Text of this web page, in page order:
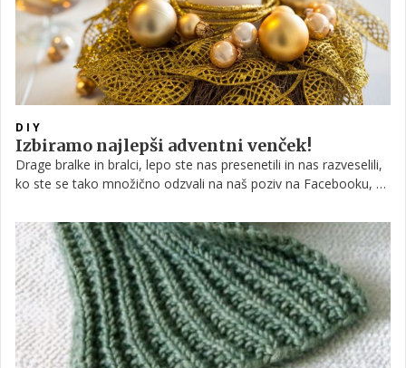
DIY
Izbiramo najlepši adventni venček!
Drage bralke in bralci, lepo ste nas presenetili in nas razveselili,
ko ste se tako množično odzvali na naš poziv na Facebooku, da
mi si želimo razveseliti vas, zato organiziramo nagradni natečaj!